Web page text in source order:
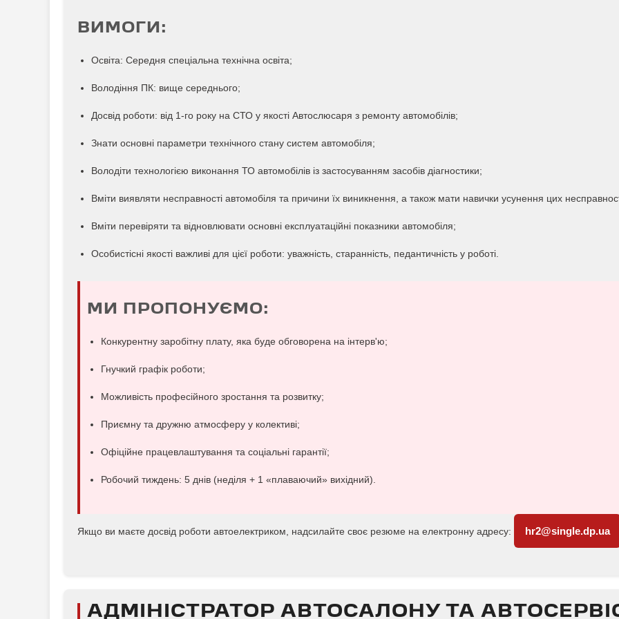
ВИМОГИ:
Освіта: Середня спеціальна технічна освіта;
Володіння ПК: вище середнього;
Досвід роботи: від 1-го року на СТО у якості Автослюсаря з ремонту автомобілів;
Знати основні параметри технічного стану систем автомобіля;
Володіти технологією виконання ТО автомобілів із застосуванням засобів діагностики;
Вміти виявляти несправності автомобіля та причини їх виникнення, а також мати навички усунення цих
Вміти перевіряти та відновлювати основні експлуатаційні показники автомобіля;
Особистісні якості важливі для цієї роботи: уважність, старанність, педантичність у роботі.
МИ ПРОПОНУЄМО:
Конкурентну заробітну плату, яка буде обговорена на інтерв'ю;
Гнучкий графік роботи;
Можливість професійного зростання та розвитку;
Приємну та дружню атмосферу у колективі;
Офіційне працевлаштування та соціальні гарантії;
Робочий тиждень: 5 днів (неділя + 1 «плаваючий» вихідний).
Якщо ви маєте досвід роботи автоелектриком, надсилайте своє резюме на електронну адресу: hr2@single.dp.ua
АДМIНIСТРАТОР АВТОСАЛОНУ ТА